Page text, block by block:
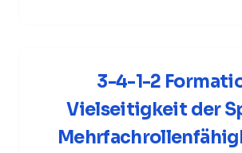
3-4-1-2
Vielseitigkeit der